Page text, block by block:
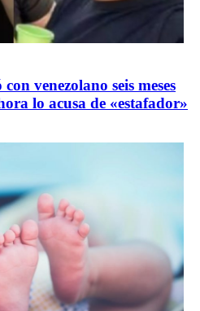
venezolano seis meses
lo acusa de «estafador»